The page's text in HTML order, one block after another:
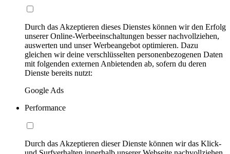
Durch das Akzeptieren dieses Dienstes können wir den Erfolg
unserer Online-Werbeeinschaltungen besser nachvollziehen,
auswerten und unser Werbeangebot optimieren. Dazu
gleichen wir deine verschlüsselten personenbezogenen Daten
mit folgenden externen Anbietenden ab, sofern du deren
Dienste bereits nutzt:
Google Ads
Performance
Durch das Akzeptieren dieser Dienste können wir das Klick-